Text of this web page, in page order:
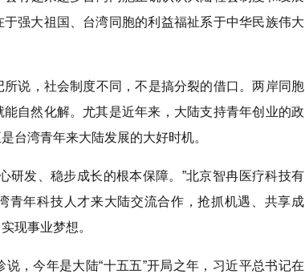
强大祖国、台湾同胞的利益福祉系于中华民族伟大
说，社会制度不同，不是搞分裂的借口。两岸同胞
自然化解。尤其是近年来，大陆支持青年创业的政
台湾青年来大陆发展的大好时机。
研发、稳步成长的根本保障。”北京智冉医疗科技有
青年科技人才来大陆交流合作，抢抓机遇、共享成
现事业梦想。
，今年是大陆“十五五”开局之年，习近平总书记在